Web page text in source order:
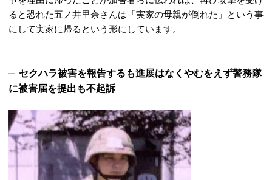
ると恐れた五ノ井里奈さんは「実家の母親が倒れた」という事
にして実家に帰るという形にしています。
セクハラ被害を報告するも進展はなくやむをえず警務隊
に被害届を提出も不起訴